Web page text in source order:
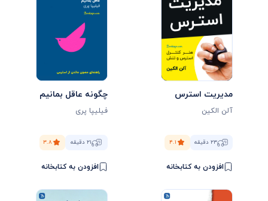
مدیریت استرس
آلن الکین
۲۳ دقیقه ۴.۱
افزودن به کتابخانه
چگونه عاقل بمانیم
فیلیپا پری
۲۱ دقیقه ۳.۸
افزودن به کتابخانه